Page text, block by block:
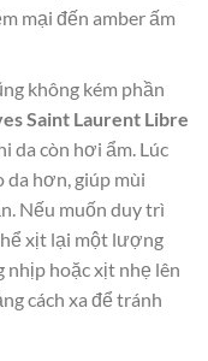
mại đến amber ấm
không kém phần
Saint Laurent Libre
da còn hơi ẩm. Lúc
da hơn, giúp mùi
Nếu muốn duy trì
xịt lại một lượng
nhịp hoặc xịt nhẹ lên
cách xa để tránh